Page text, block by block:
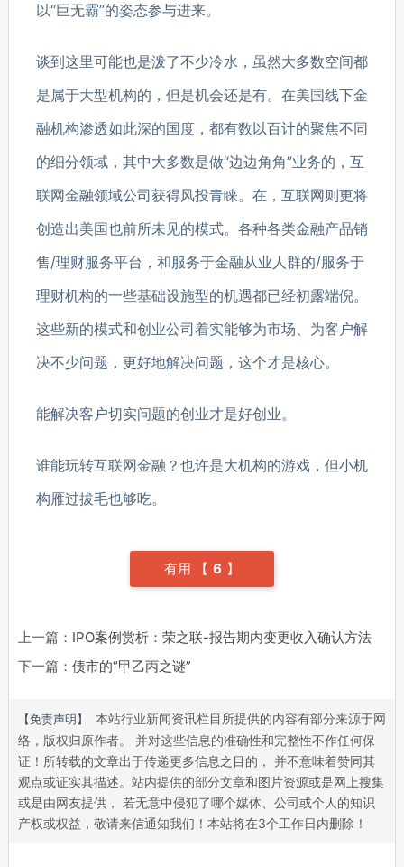
以“巨无霸”的姿态参与进来。
谈到这里可能也是泼了不少冷水，虽然大多数空间都
是属于大型机构的，但是机会还是有。在美国线下金
融机构渗透如此深的国度，都有数以百计的聚焦不同
的细分领域，其中大多数是做“边边角角”业务的，互
联网金融领域公司获得风投青睐。在，互联网则更将
创造出美国也前所未见的模式。各种各类金融产品销
售/理财服务平台，和服务于金融从业人群的/服务于
理财机构的一些基础设施型的机遇都已经初露端倪。
这些新的模式和创业公司着实能够为市场、为客户解
决不少问题，更好地解决问题，这个才是核心。
能解决客户切实问题的创业才是好创业。
谁能玩转互联网金融？也许是大机构的游戏，但小机
构雁过拔毛也够吃。
有用 【 6 】
上一篇： IPO案例赏析：荣之联-报告期内变更收入确认方法
下一篇： 债市的“甲乙丙之谜”
【免责声明】
本站行业新闻资讯栏目所提供的内容有部分来源于网
络，版权归原作者。 并对这些信息的准确性和完整性不作任何保
证！所转载的文章出于传递更多信息之目的， 并不意味着赞同其
观点或证实其描述。站内提供的部分文章和图片资源或是网上搜集
或是由网友提供， 若无意中侵犯了哪个媒体、公司或个人的知识
产权或权益，敬请来信通知我们！本站将在3个工作日内删除！